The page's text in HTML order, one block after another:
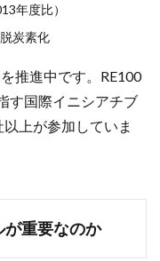
年度比）
炭素化
推進中です。RE100
す国際イニシアチブ
上が参加していま
重要なのか